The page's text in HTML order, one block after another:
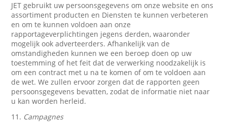
JET gebruikt uw persoonsgegevens om onze website en ons
assortiment producten en Diensten te kunnen verbeteren
en om te kunnen voldoen aan onze
rapportageverplichtingen jegens derden, waaronder
mogelijk ook adverteerders. Afhankelijk van de
omstandigheden kunnen we een beroep doen op uw
toestemming of het feit dat de verwerking noodzakelijk is
om een contract met u na te komen of om te voldoen aan
de wet. We zullen ervoor zorgen dat de rapporten geen
persoonsgegevens bevatten, zodat de informatie niet naar
u kan worden herleid.
11. Campagnes